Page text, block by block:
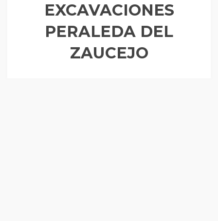
EXCAVACIONES
PERALEDA DEL
ZAUCEJO